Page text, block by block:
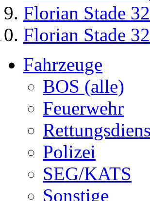
Florian Stade
Florian Stade
Fahrzeuge
BOS (alle)
Feuerwehr
Polizei
SEG/KATS
Sonstige